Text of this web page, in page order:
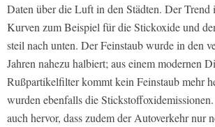
Daten über die Luft in den Städten. Der Trend
Kurven zum Beispiel für die Stickoxide und
steil nach unten. Der Feinstaub wurde in den
Jahren nahezu halbiert; aus einem modernen
Rußpartikelfilter kommt kein Feinstaub mehr
wurden ebenfalls die
auch hervor, dass zudem der Autoverkehr nur